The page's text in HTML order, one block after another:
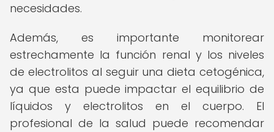
necesidades.
Además, es importante monitorear
estrechamente la función renal y los niveles
de electrolitos al seguir una dieta cetogénica,
ya que esta puede impactar el equilibrio de
líquidos y electrolitos en el cuerpo. El
profesional de la salud puede recomendar